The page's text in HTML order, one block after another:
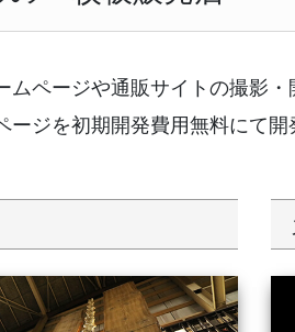
ムページや通販サイトの撮影
ージを初期開発費用無料にて